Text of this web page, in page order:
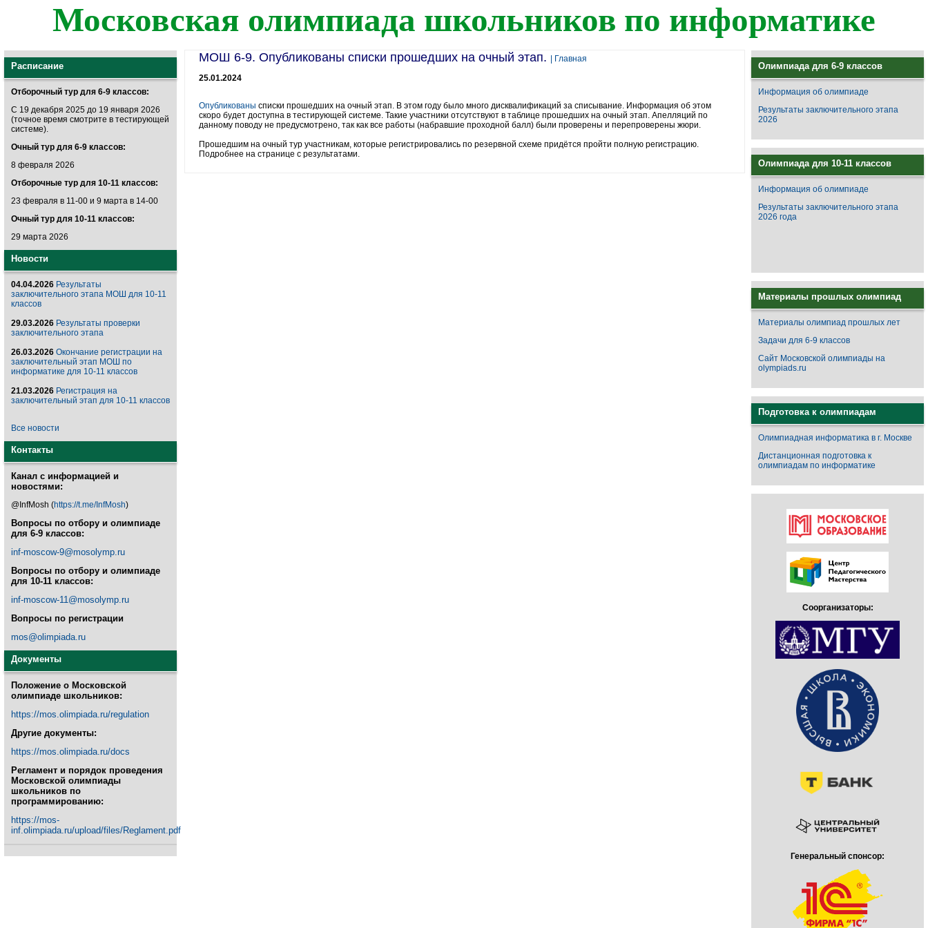
Московская олимпиада школьников по информатике
Расписание
Отборочный тур для 6-9 классов:
С 19 декабря 2025 до 19 января 2026
(точное время смотрите в тестирующей
системе).
Очный тур для 6-9 классов:
8 февраля 2026
Отборочные тур для 10-11 классов:
23 февраля в 11-00 и 9 марта в 14-00
Очный тур для 10-11 классов:
29 марта 2026
Новости
04.04.2026 Результаты
заключительного этапа МОШ для 10-11
классов
29.03.2026 Результаты проверки
заключительного этапа
26.03.2026 Окончание регистрации на
заключительный этап МОШ по
информатике для 10-11 классов
21.03.2026 Регистрация на
заключительный этап для 10-11 классов
Все новости
Контакты
Канал с информацией и
новостями:
@InfMosh (https://t.me/InfMosh)
Вопросы по отбору и олимпиаде
для 6-9 классов:
inf-moscow-9@mosolymp.ru
Вопросы по отбору и олимпиаде
для 10-11 классов:
inf-moscow-11@mosolymp.ru
Вопросы по регистрации
mos@olimpiada.ru
Документы
Положение о Московской
олимпиаде школьников:
https://mos.olimpiada.ru/regulation
Другие документы:
https://mos.olimpiada.ru/docs
Регламент и порядок проведения
Московской олимпиады
школьников по
программированию:
https://mos-
inf.olimpiada.ru/upload/files/Reglament.pdf
МОШ 6-9. Опубликованы списки прошедших на очный этап.
| Главная
25.01.2024
Опубликованы списки прошедших на очный этап. В этом году было много дисквалификаций за списывание. Информация об этом
скоро будет доступна в тестирующей системе. Такие участники отсутствуют в таблице прошедших на очный этап. Апелляций по
данному поводу не предусмотрено, так как все работы (набравшие проходной балл) были проверены и перепроверены жюри.
Прошедшим на очный тур участникам, которые регистрировались по резервной схеме придётся пройти полную регистрацию.
Подробнее на странице с результатами.
Олимпиада для 6-9 классов
Информация об олимпиаде
Результаты заключительного этапа
2026
Олимпиада для 10-11 классов
Информация об олимпиаде
Результаты заключительного этапа
2026 года
Материалы прошлых олимпиад
Материалы олимпиад прошлых лет
Задачи для 6-9 классов
Сайт Московской олимпиады на
olympiads.ru
Подготовка к олимпиадам
Олимпиадная информатика в г. Москве
Дистанционная подготовка к
олимпиадам по информатике
Соорганизаторы:
Генеральный спонсор: